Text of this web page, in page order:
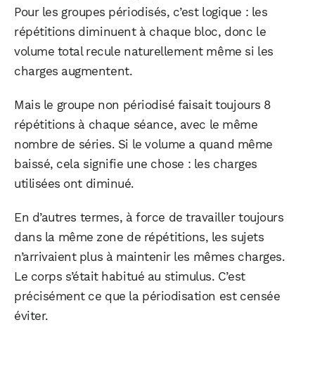
Pour les groupes périodisés, c’est logique : les
répétitions diminuent à chaque bloc, donc le
volume total recule naturellement même si les
charges augmentent.
Mais le groupe non périodisé faisait toujours 8
répétitions à chaque séance, avec le même
nombre de séries. Si le volume a quand même
baissé, cela signifie une chose : les charges
utilisées ont diminué.
En d’autres termes, à force de travailler toujours
dans la même zone de répétitions, les sujets
n’arrivaient plus à maintenir les mêmes charges.
Le corps s’était habitué au stimulus. C’est
précisément ce que la périodisation est censée
éviter.